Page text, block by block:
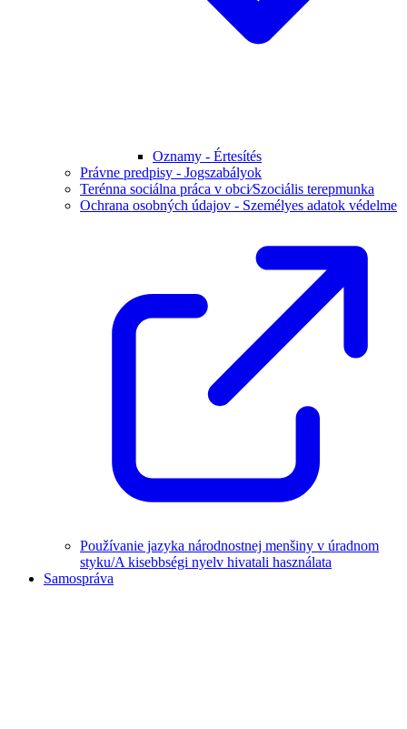
Oznamy - Értesítés
Právne predpisy - Jogszabályok
Terénna sociálna práca v obci⁄Szociális terepmunka
Ochrana osobných údajov - Személyes adatok védelme
Používanie jazyka národnostnej menšiny v úradnom
styku/A kisebbségi nyelv hivatali használata
Samospráva